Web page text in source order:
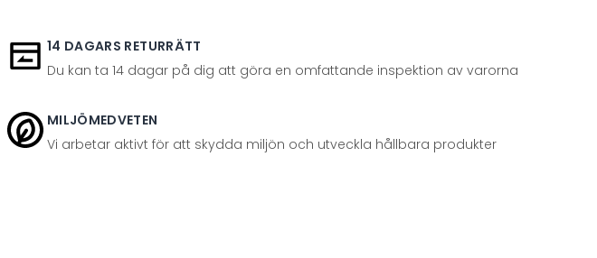
14 DAGARS RETURRÄTT
Du kan ta 14 dagar på dig att göra en omfattande inspektion av varorna
MILJÖMEDVETEN
Vi arbetar aktivt för att skydda miljön och utveckla hållbara produkter